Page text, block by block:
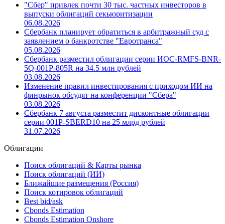
"Сбер" привлек почти 30 тыс. частных инвесторов в
выпуски облигаций секьюритизации
06.08.2026
Сбербанк планирует обратиться в арбитражный суд с
заявлением о банкротстве "Евротранса"
05.08.2026
Сбербанк разместил облигации серии ИОС-RMFS-BNR-
5Q-001Р-805R на 34.5 млн рублей
03.08.2026
Изменение правил инвестирования с приходом ИИ на
финрынок обсудят на конференции "Сбера"
03.08.2026
Сбербанк 7 августа разместит дисконтные облигации
серии 001Р-SBERD10 на 25 млрд рублей
31.07.2026
Облигации
Поиск облигаций & Карты рынка
Поиск облигаций (ИИ)
Ближайшие размещения (Россия)
Поиск котировок облигаций
Best bid/ask
Cbonds Estimation
Cbonds Estimation Onshore